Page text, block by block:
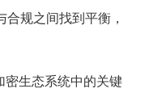
规之间找到平衡，
密生态系统中的关键